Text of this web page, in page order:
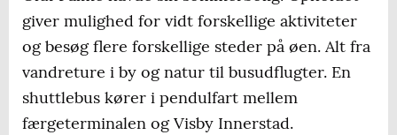
giver mulighed for vidt forskellige aktiviteter
og besøg flere forskellige steder på øen. Alt fra
vandreture i by og natur til busudflugter. En
shuttlebus kører i pendulfart mellem
færgeterminalen og Visby Innerstad.